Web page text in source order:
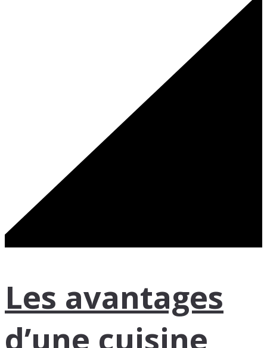
Les avantages
d’une cuisine